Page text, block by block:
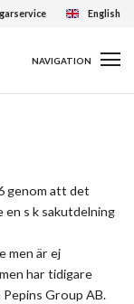
English
NAVIGATION
genom att det
s k sakutdelning
men är ej
har tidigare
Group AB.